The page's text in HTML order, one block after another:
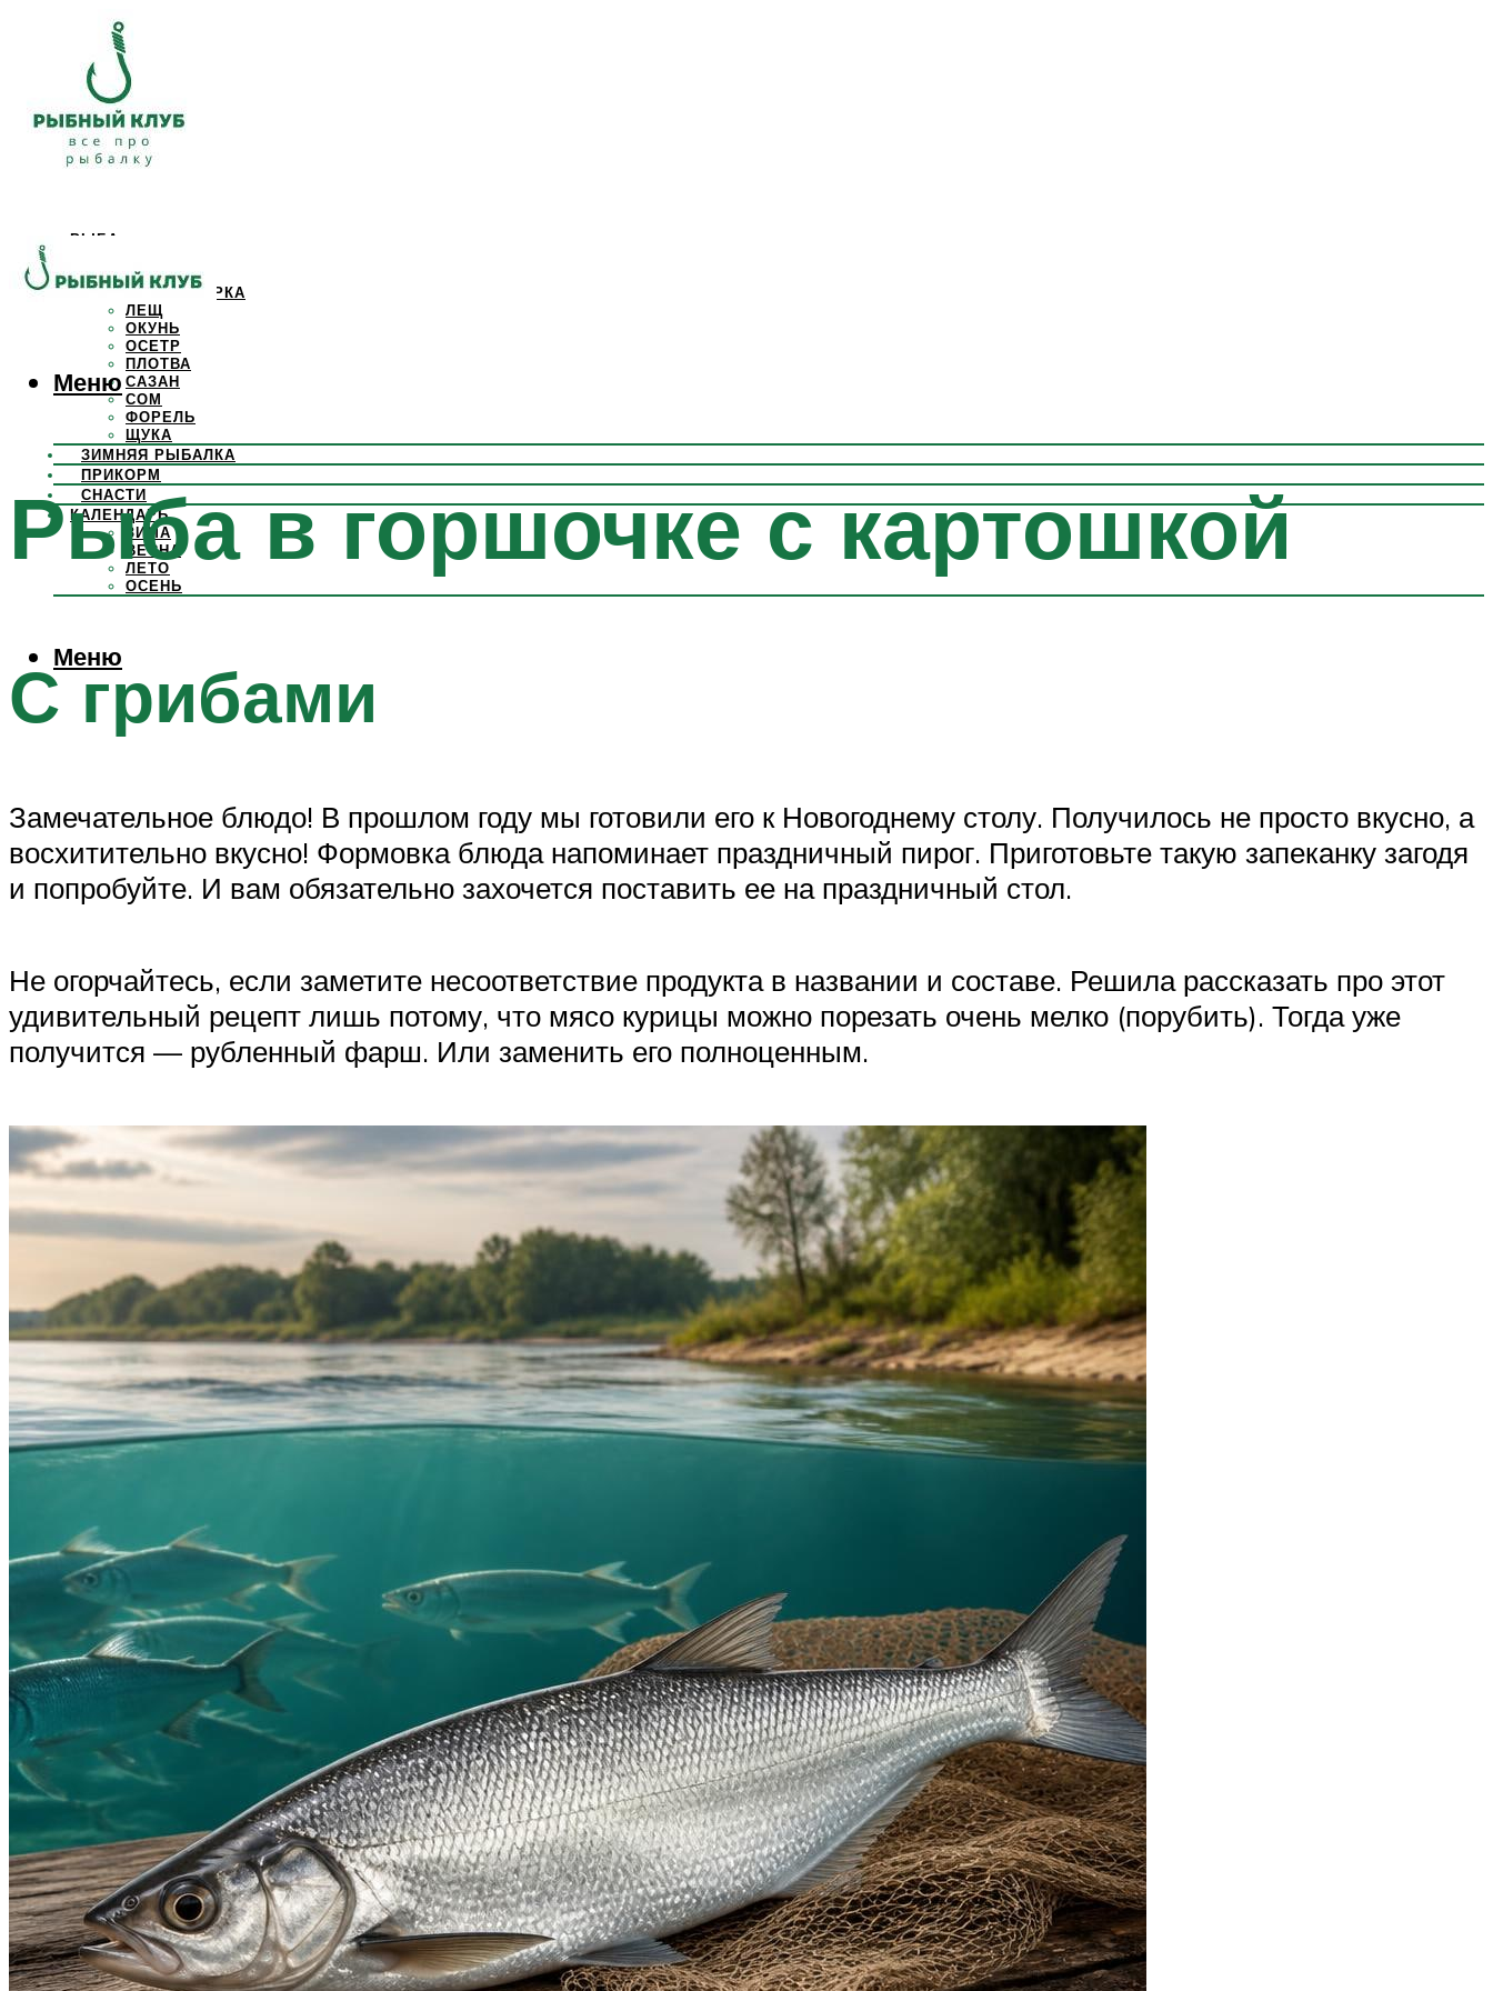
РЫБА
КАРП
КРАСНОПЕРКА
ЛЕЩ
ОКУНЬ
ОСЕТР
ПЛОТВА
САЗАН
СОМ
ФОРЕЛЬ
ЩУКА
ЗИМНЯЯ РЫБАЛКА
ПРИКОРМ
СНАСТИ
КАЛЕНДАРЬ
ЗИМА
ВЕСНА
ЛЕТО
ОСЕНЬ
Меню
Меню
Рыба в горшочке с картошкой
С грибами
Замечательное блюдо! В прошлом году мы готовили его к Новогоднему столу. Получилось не просто вкусно, а
восхитительно вкусно! Формовка блюда напоминает праздничный пирог. Приготовьте такую запеканку загодя
и попробуйте. И вам обязательно захочется поставить ее на праздничный стол.
Не огорчайтесь, если заметите несоответствие продукта в названии и составе. Решила рассказать про этот
удивительный рецепт лишь потому, что мясо курицы можно порезать очень мелко (порубить). Тогда уже
получится — рубленный фарш. Или заменить его полноценным.